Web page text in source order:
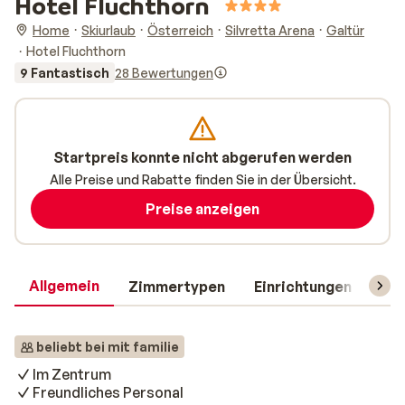
Home Skiurlaub Österreich Silvretta Arena
Galtür
Hotel Fluchthorn
9 Fantastisch 28 Bewertungen
Allgemein Zimmertypen Einrichtungen
beliebt bei mit familie
Im Zentrum
Freundliches Personal
Startpreis konnte nicht abgerufen werden
Alle Preise und Rabatte finden Sie in der Übersicht.
Preise anzeigen